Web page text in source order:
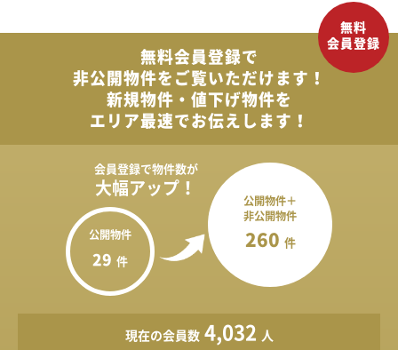
無料会員登録で
非公開物件を ご覧いただけます！
新規物件・値下げ物件を
エリア最速でお伝えします！
会員登録で物件数が
大幅アップ！
公開物件
29 件
公開物件＋
非公開物件
260 件
現在の会員数 4,032 人